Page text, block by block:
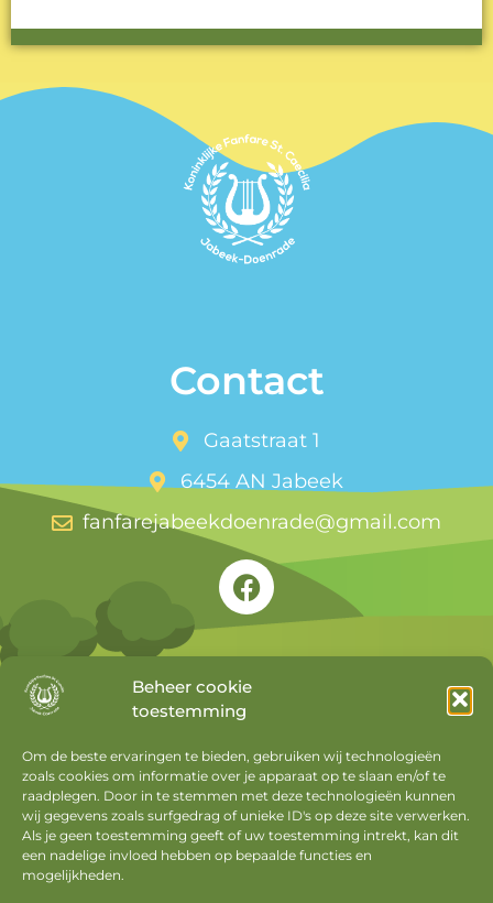
Beheer cookie
toestemming
Om de beste ervaringen te bieden, gebruiken wij technologieën
zoals cookies om informatie over je apparaat op te slaan en/of te
raadplegen. Door in te stemmen met deze technologieën kunnen
wij gegevens zoals surfgedrag of unieke ID's op deze site verwerken.
Als je geen toestemming geeft of uw toestemming intrekt, kan dit
een nadelige invloed hebben op bepaalde functies en
mogelijkheden.
Contact
Gaatstraat 1
6454 AN Jabeek
fanfarejabeekdoenrade@gmail.com
Snel naar
Agenda
Nieuws
Privacyverklaring